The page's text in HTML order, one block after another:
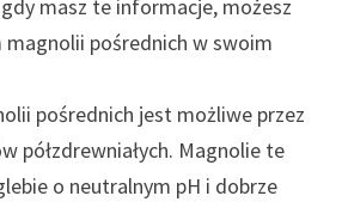
masz te informacje, możesz
magnolii pośrednich w swoim
pośrednich jest możliwe przez
półzdrewniałych. Magnolie te
o neutralnym pH i dobrze